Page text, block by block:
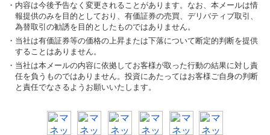
・ 内容は今後予告なく変更されることがあります。なお、本メールは情
報提供のみを目的としており、有価証券の売買、デリバティブ取引、
為替取引の勧誘を目的としたものではありません。
・ 当社は有価証券等の価格の上昇または下落について断定的判断を提供
することはありません。
・ 当社は本メールの内容に依拠してお客様が取った行動の結果に対し責
任を負うものではありません。投資にあたってはお客様ご自身の判断
と責任でなさるようお願いいたします。